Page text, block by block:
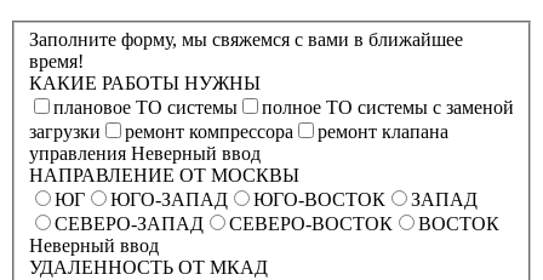
Заполните форму, мы свяжемся с вами в ближайшее
время!
КАКИЕ РАБОТЫ НУЖНЫ
плановое ТО системы
полное ТО системы с заменой
загрузки
ремонт компрессора
ремонт клапана
управления Неверный ввод
НАПРАВЛЕНИЕ ОТ МОСКВЫ
ЮГ
ЮГО-ЗАПАД ЮГО-ВОСТОК
ЗАПАД
СЕВЕРО-ЗАПАД
СЕВЕРО-ВОСТОК
ВОСТОК
Неверный ввод
УДАЛЕННОСТЬ ОТ МКАД